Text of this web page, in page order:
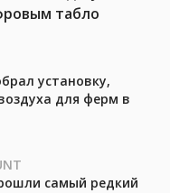
табло
установку,
для ферм в
самый редкий